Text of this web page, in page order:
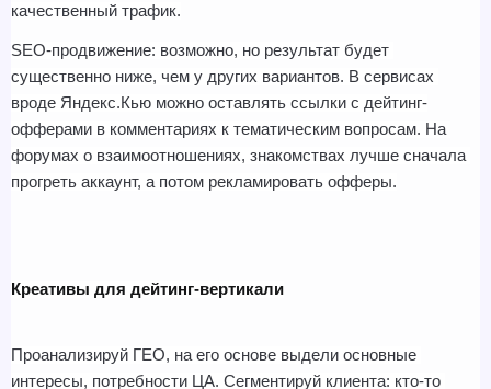
качественный трафик.
SEO-продвижение: возможно, но результат будет
существенно ниже, чем у других вариантов. В сервисах
вроде Яндекс.Кью можно оставлять ссылки с дейтинг-
офферами в комментариях к тематическим вопросам. На
форумах о взаимоотношениях, знакомствах лучше сначала
прогреть аккаунт, а потом рекламировать офферы.
Креативы для дейтинг-вертикали
Проанализируй ГЕО, на его основе выдели основные
интересы, потребности ЦА. Сегментируй клиента: кто-то